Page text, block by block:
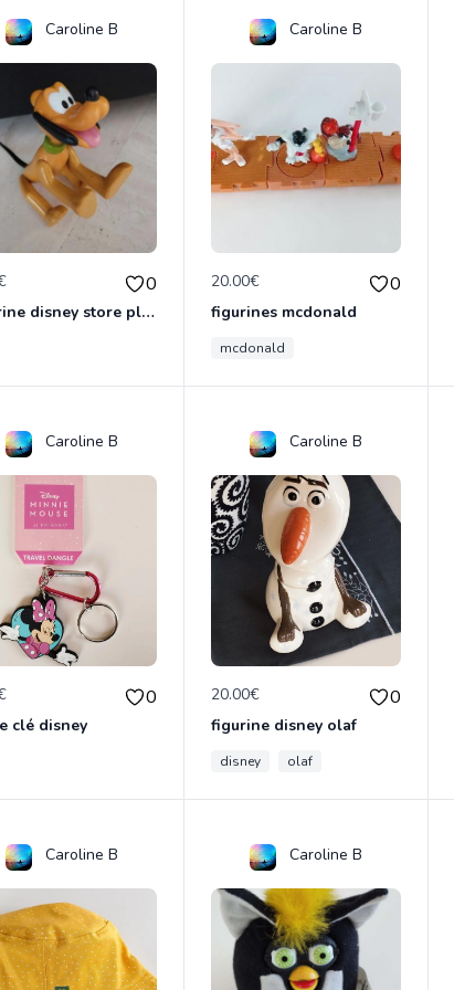
Caroline B
0
figurine disney store pluto
Caroline B
20.00€ 0
figurines mcdonald
mcdonald
Caroline B
0
clé disney
Caroline B
20.00€ 0
figurine disney olaf
disney olaf
Caroline B Caroline B